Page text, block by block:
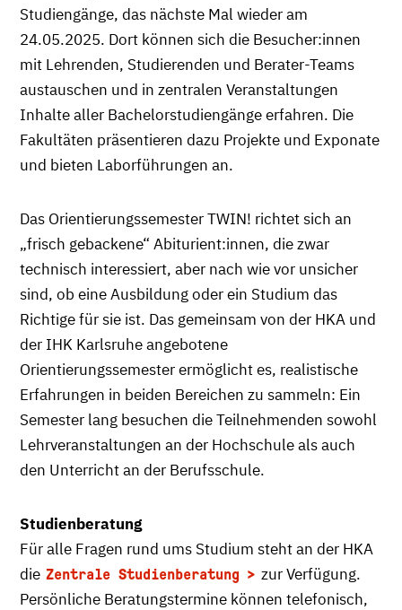
Studiengänge, das nächste Mal wieder am
24.05.2025. Dort können sich die Besucher:innen
mit Lehrenden, Studierenden und Berater-Teams
austauschen und in zentralen Veranstaltungen
Inhalte aller Bachelorstudiengänge erfahren. Die
Fakultäten präsentieren dazu Projekte und Exponate
und bieten Laborführungen an.
Das Orientierungssemester TWIN! richtet sich an
„frisch gebackene“ Abiturient:innen, die zwar
technisch interessiert, aber nach wie vor unsicher
sind, ob eine Ausbildung oder ein Studium das
Richtige für sie ist. Das gemeinsam von der HKA und
der IHK Karlsruhe angebotene
Orientierungssemester ermöglicht es, realistische
Erfahrungen in beiden Bereichen zu sammeln: Ein
Semester lang besuchen die Teilnehmenden sowohl
Lehrveranstaltungen an der Hochschule als auch
den Unterricht an der Berufsschule.
Studienberatung
Für alle Fragen rund ums Studium steht an der HKA
die Zentrale Studienberatung
zur Verfügung.
Persönliche Beratungstermine können telefonisch,